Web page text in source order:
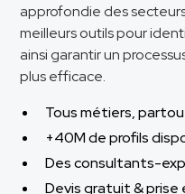
approfondie des
meilleurs outils pour
ainsi garantir un
plus efficace.
Tous métiers,
+40M de profils
Des consultants-
Devis gratuit & prise